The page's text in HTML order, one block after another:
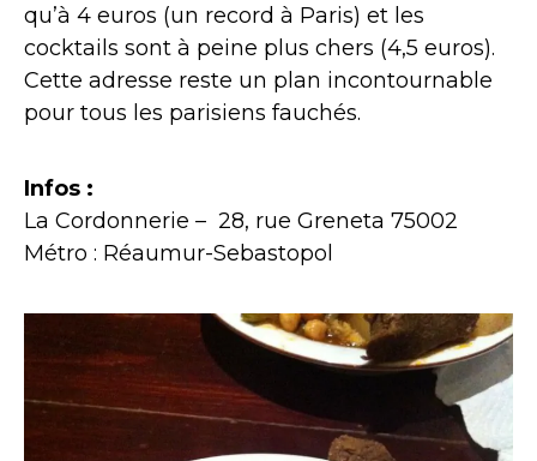
qu’à 4 euros (un record à Paris) et les
cocktails sont à peine plus chers (4,5 euros).
Cette adresse reste un plan incontournable
pour tous les parisiens fauchés.
Infos :
La Cordonnerie – 28, rue Greneta 75002
Métro : Réaumur-Sebastopol